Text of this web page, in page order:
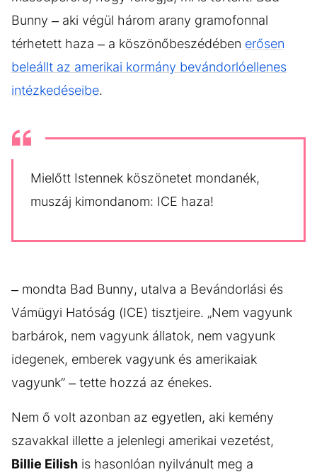
Bunny – aki végül három arany gramofonnal
térhetett haza – a köszönőbeszédében erősen
beleállt az amerikai kormány bevándorlóellenes
intézkedéseibe.
Mielőtt Istennek köszönetet mondanék,
muszáj kimondanom: ICE haza!
– mondta Bad Bunny, utalva a Bevándorlási és
Vámügyi Hatóság (ICE) tisztjeire. „Nem vagyunk
barbárok, nem vagyunk állatok, nem vagyunk
idegenek, emberek vagyunk és amerikaiak
vagyunk” – tette hozzá az énekes.
Nem ő volt azonban az egyetlen, aki kemény
szavakkal illette a jelenlegi amerikai vezetést,
Billie Eilish is hasonlóan nyilvánult meg a